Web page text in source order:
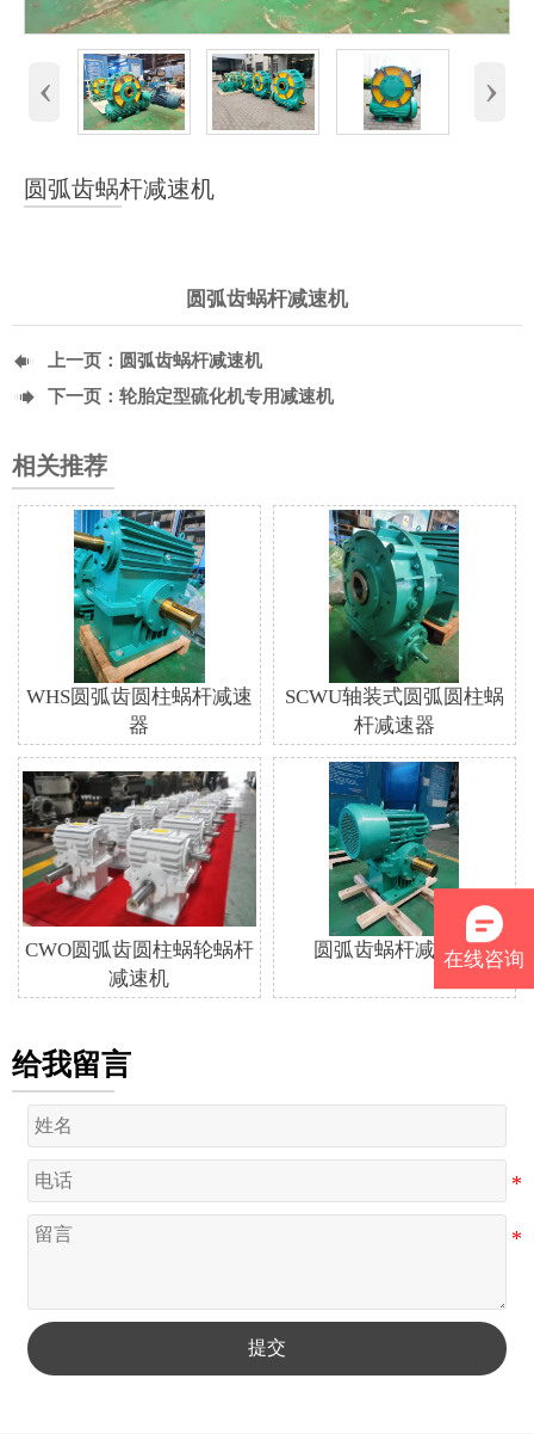
‹ ›
圆弧齿蜗杆减速机
圆弧齿蜗杆减速机
 上一页： 圆弧齿蜗杆减速机
 下一页： 轮胎定型硫化机专用减速机
相关推荐
WHS圆弧齿圆柱蜗杆减速
器
SCWU轴装式圆弧圆柱蜗
杆减速器
CWO圆弧齿圆柱蜗轮蜗杆
减速机
圆弧齿蜗杆减速机
给我留言
提交
在线咨询